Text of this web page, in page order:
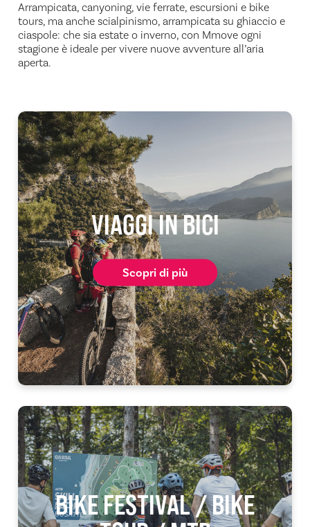
Arrampicata, canyoning, vie ferrate, escursioni e bike
tours, ma anche scialpinismo, arrampicata su ghiaccio e
ciaspole: che sia estate o inverno, con Mmove ogni
stagione è ideale per vivere nuove avventure all’aria
aperta.
VIAGGI IN BICI
Scopri di più
BIKE FESTIVAL / BIKE